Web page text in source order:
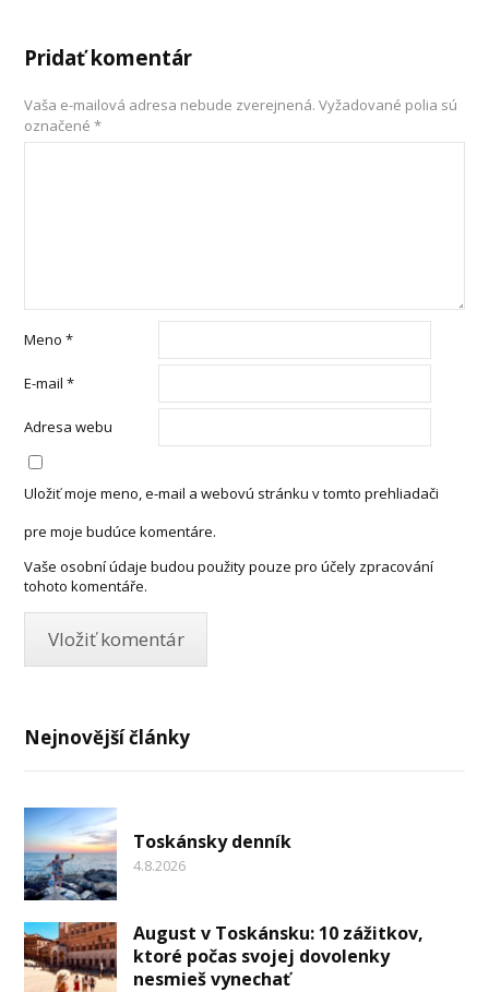
Pridať komentár
Vaša e-mailová adresa nebude zverejnená. Vyžadované polia sú
označené*
Meno*
E-mail*
Adresa webu
Uložiť moje meno, e-mail a webovú stránku v tomto prehliadači
pre moje budúce komentáre.
Vaše osobní údaje budou použity pouze pro účely zpracování
tohoto komentáře.
Nejnovější články
Toskánsky denník
4.8.2026
August v Toskánsku: 10 zážitkov,
ktoré počas svojej dovolenky
nesmieš vynechať